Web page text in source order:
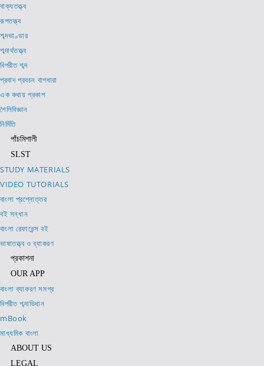
বাক্যতত্ত্ব
রূপতত্ত্ব
শব্দভাণ্ডার
শব্দার্থতত্ত্ব
বিপরীত শব্দ
প্রবাদ প্রবচন বাগধারা
এক কথায় প্রকাশ
শৈলিবিজ্ঞান
নির্মিতি
পাঁচমিশালী
SLST
STUDY MATERIALS
VIDEO TUTORIALS
বাংলা প্রশ্নোত্তর
বই সন্ধান
বাংলা রেফারেন্স বই
ভাষাতত্ত্ব ও ব্যাকরণ
প্রকাশনা
OUR APP
বাংলা ব্যাকরণ সমগ্র
বিপরীত শব্দাভিধান
mBook
মাধ্যমিক বাংলা
ABOUT US
LEGAL